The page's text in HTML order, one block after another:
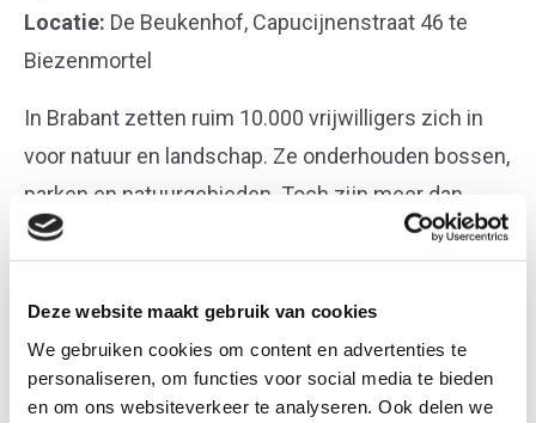
Deze website maakt gebruik van cookies
We gebruiken cookies om content en advertenties te
personaliseren, om functies voor social media te bieden
en om ons websiteverkeer te analyseren. Ook delen we
Locatie: De Beukenhof, Capucijnenstraat 46 te
Biezenmortel
In Brabant zetten ruim 10.000 vrijwilligers zich in
voor natuur en landschap. Ze onderhouden bossen,
parken en natuurgebieden. Toch zijn meer dan
1.000 planten- en diersoorten in Brabant bedreigd.
van biodiversiteit? Zodat we samen meer impact
kunnen maken? Deze vragen staan centraal tijdens
de Natuurverbindersdag op 27 februari.